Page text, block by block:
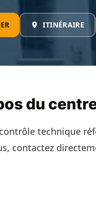
ITINÉRAIRE
du
technique
contactez